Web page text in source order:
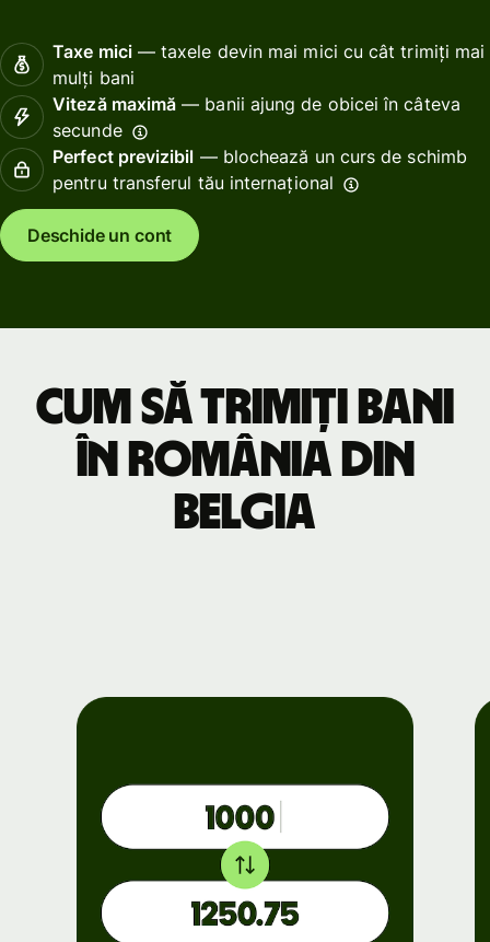
Taxe mici— taxele devin mai mici cu cât trimiți mai
mulți bani
Viteză maximă — banii ajung de obicei în câteva
secunde
Perfect previzibil — blochează un curs de schimb
pentru transferul tău internațional
Deschide un cont
Cum să trimiți bani
în România din
Belgia